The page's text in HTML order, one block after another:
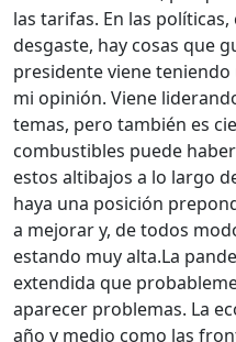
las tarifas. En las
desgaste, hay cosas que
presidente viene
mi opinión. Viene
temas, pero también es
combustibles puede
estos altibajos a lo largo
haya una posición
a mejorar y, de todos
estando muy alta.La
extendida que
aparecer problemas. La
año y medio como las